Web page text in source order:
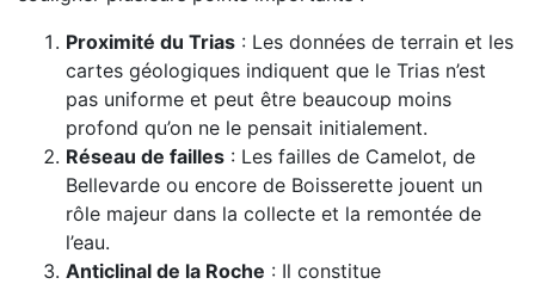
Proximité du Trias : Les données de terrain et les
cartes géologiques indiquent que le Trias n’est
pas uniforme et peut être beaucoup moins
profond qu’on ne le pensait initialement.
Réseau de failles : Les failles de Camelot, de
Bellevarde ou encore de Boisserette jouent un
rôle majeur dans la collecte et la remontée de
l’eau.
Anticlinal de la Roche : Il constitue